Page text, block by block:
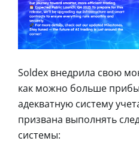
Soldex внедрила свою
как можно больше
адекватную систему
призвана выполнять
системы: